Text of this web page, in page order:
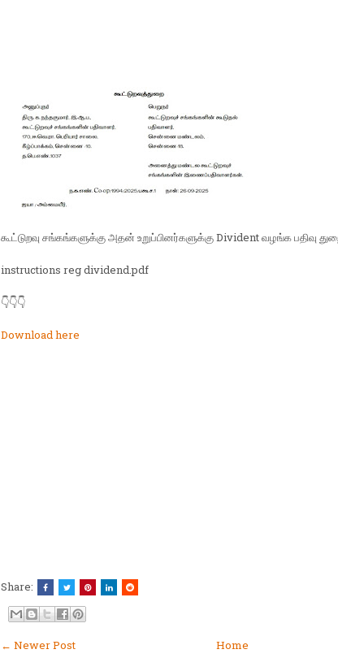
கூட்டுறவு சங்கங்களுக்கு அதன் உறுப்பினர்களுக்கு Divident வழங்க பதிவு
instructions reg dividend.pdf
👇👇👇
Download here
Share:
← Newer Post Home